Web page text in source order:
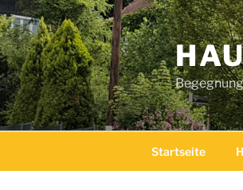
Zum
Inhalt
springen
Startseite